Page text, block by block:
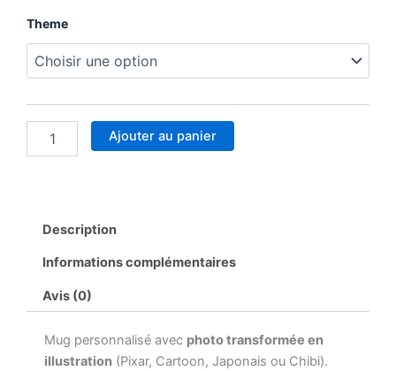
Theme
quantité
Mug
personnalisé
–
Photo
illustration
Saint-
Mug
Ajouter au panier
Description
Informations complémentaires
Avis (0)
Mug personnalisé avec photo transformée en
illustration (Pixar, Cartoon, Japonais ou Chibi).